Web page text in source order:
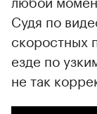
Судя по
скоростных
езде по
не так